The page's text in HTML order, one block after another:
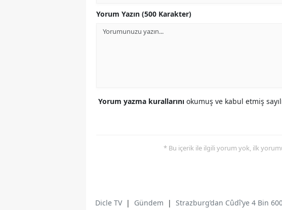
Yorum Yazın (500 Karakter)
Yorum yazma kurallarını okumuş ve kabul etmiş
* Bu içerik ile ilgili yorum yok, ilk
Dicle TV | Gündem | Strazburg’dan Cûdî’ye 4 Bin